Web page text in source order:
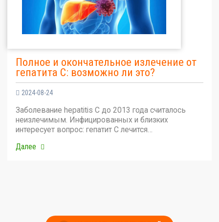
Полное и окончательное излечение от
гепатита С: возможно ли это?
2024-08-24
Заболевание hepatitis C до 2013 года считалось
неизлечимым. Инфицированных и близких
интересует вопрос: гепатит С лечится…
Далее